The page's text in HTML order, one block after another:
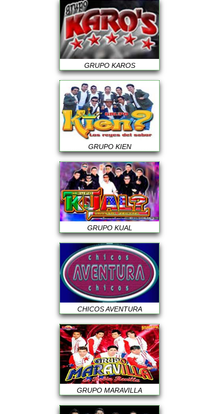
GRUPO KAROS
GRUPO KIEN
GRUPO KUAL
CHICOS AVENTURA
GRUPO MARAVILLA